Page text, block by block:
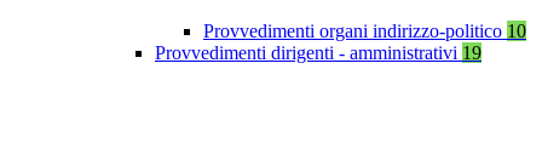
Provvedimenti organi indirizzo-politico 10
Provvedimenti dirigenti - amministrativi 19